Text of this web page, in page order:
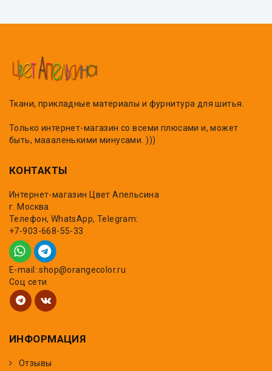
Ткани, прикладные материалы и фурнитура для шитья.
Только интернет-магазин со всеми плюсами и, может
быть, маааленькими минусами. )))
КОНТАКТЫ
Интернет-магазин Цвет Апельсина
г. Москва
Телефон, WhatsApp, Telegram:
+7-903-668-55-33
E-mail: shop@orangecolor.ru
Соц сети
ИНФОРМАЦИЯ
Отзывы